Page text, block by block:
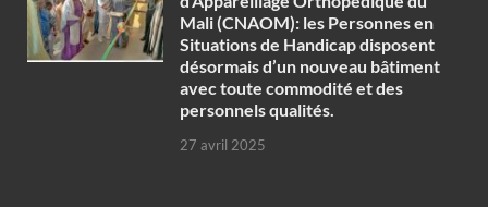
Mali (CNAOM): les Personnes en
Situations de Handicap disposent
désormais d’un nouveau bâtiment
avec toute commodité et des
personnels qualités.
27 avril 2025